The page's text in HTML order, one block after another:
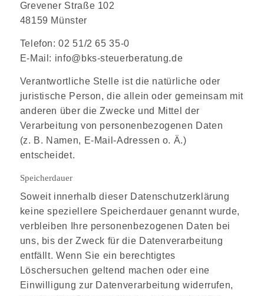
Grevener Straße 102
48159 Münster
Telefon: 02 51/2 65 35-0
E-Mail: info@bks-steuerberatung.de
Verantwortliche Stelle ist die natürliche oder
juristische Person, die allein oder gemeinsam mit
anderen über die Zwecke und Mittel der
Verarbeitung von personenbezogenen Daten
(z. B. Namen, E-Mail-Adressen o. Ä.)
entscheidet.
Speicherdauer
Soweit innerhalb dieser Datenschutzerklärung
keine speziellere Speicherdauer genannt wurde,
verbleiben Ihre personenbezogenen Daten bei
uns, bis der Zweck für die Datenverarbeitung
entfällt. Wenn Sie ein berechtigtes
Löschersuchen geltend machen oder eine
Einwilligung zur Datenverarbeitung widerrufen,